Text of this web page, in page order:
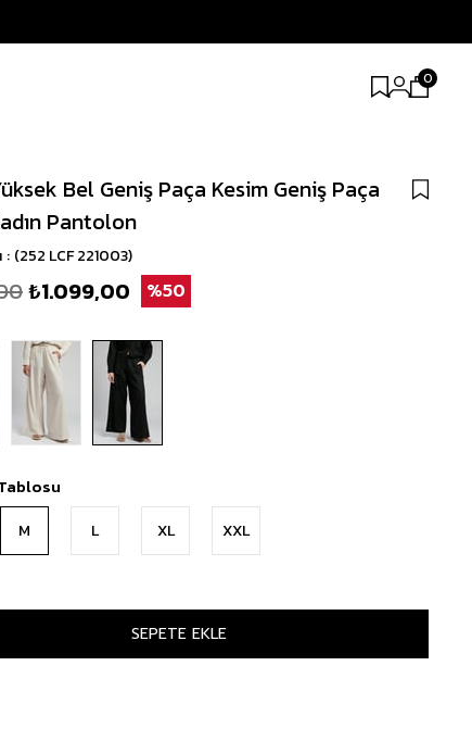
0
Bel Geniş Paça Kesim Geniş Paça
Pantolon
(252 LCF 221003)
₺1.099,00 50
M L XL XXL